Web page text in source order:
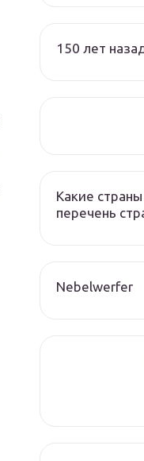
150 лет
Какие
перечень
Nebelwerfer